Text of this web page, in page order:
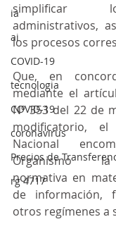
ia
ai
COVID-19
tecnologia
COVID-19
coronavirus
Precios de
rg 4717
simplificar
administrativos,
los procesos
Que, en
mediante el
Nº 353 del 22 de
modificatorio, el
Nacional
Organismo la
normativa en
de información,
otros regímenes a